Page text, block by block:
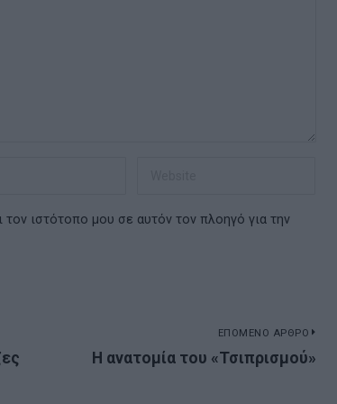
ιστότοπο μου σε αυτόν τον πλοηγό για την
ΕΠΟΜΕΝΟ ΑΡΘΡΟ
Next
Η ανατομία του «Τσιπρισμού»